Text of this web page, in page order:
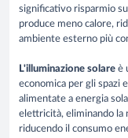
significativo risparmio
produce meno calore,
ambiente esterno più
L'illuminazione solare è
economica per gli spazi
alimentate a energia
elettricità, eliminando la
riducendo il consumo